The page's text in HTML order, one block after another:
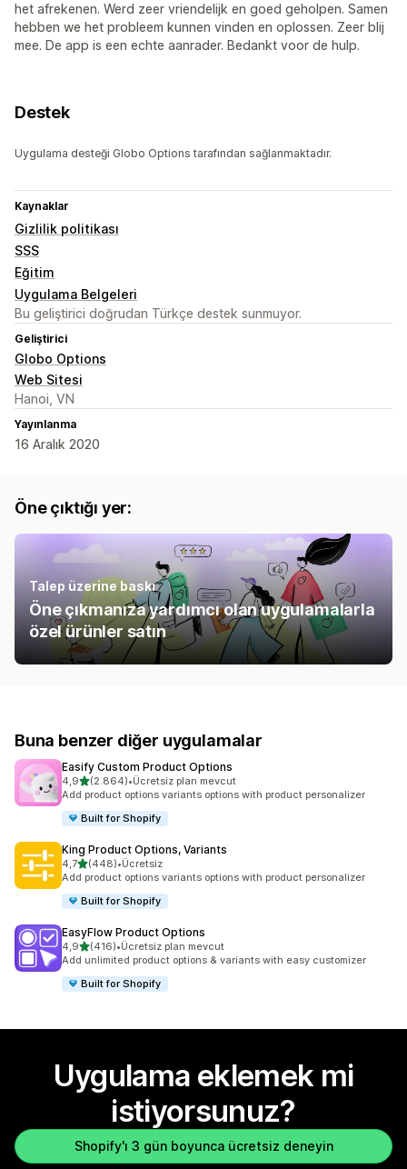
het afrekenen. Werd zeer vriendelijk en goed geholpen. Samen
hebben we het probleem kunnen vinden en oplossen. Zeer blij
mee. De app is een echte aanrader. Bedankt voor de hulp.
Destek
Uygulama desteği Globo Options tarafından sağlanmaktadır.
Kaynaklar
Gizlilik politikası
SSS
Eğitim
Uygulama Belgeleri
Bu geliştirici doğrudan Türkçe destek sunmuyor.
Geliştirici
Globo Options
Web Sitesi
Hanoi, VN
Yayınlanma
16 Aralık 2020
Öne çıktığı yer:
Talep üzerine baskı
Öne çıkmanıza yardımcı olan uygulamalarla
özel ürünler satın
Buna benzer diğer uygulamalar
Easify Custom Product Options
4,95 yıldız üzerinden
(2.864)
toplam 2864 değerlendirme
•Ücretsiz plan mevcut
Add product options variants options with product personalizer
Built for Shopify
King Product Options, Variants
4,75 yıldız üzerinden
(448)
toplam 448 değerlendirme
•Ücretsiz
Add product options variants options with product personalizer
Built for Shopify
EasyFlow Product Options
4,95 yıldız üzerinden
(416)
toplam 416 değerlendirme
•Ücretsiz plan mevcut
Add unlimited product options & variants with easy customizer
Built for Shopify
Uygulama eklemek mi
istiyorsunuz?
Shopify'ı 3 gün boyunca ücretsiz deneyin